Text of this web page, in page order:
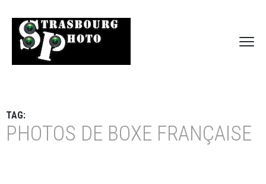
TAG:
PHOTOS DE BOXE FRANÇAISE